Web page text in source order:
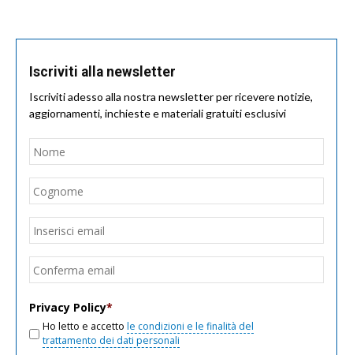
Iscriviti alla newsletter
Iscriviti adesso alla nostra newsletter per ricevere notizie,
aggiornamenti, inchieste e materiali gratuiti esclusivi
Nome
Email
Privacy Policy*
Ho letto e accetto le condizioni e le finalità del
trattamento dei dati personali